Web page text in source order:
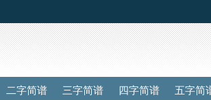
二字简谱 三字简谱 四字简谱 五字简